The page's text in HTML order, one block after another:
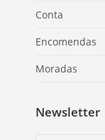
Conta
Encomendas
Moradas
Newsletter